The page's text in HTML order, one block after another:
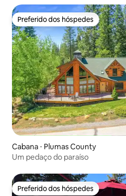
Preferido dos hóspedes
Preferido dos hóspedes
Cabana ⋅ Plumas County
Um pedaço do paraíso
Preferido dos hóspedes
Preferido dos hóspedes